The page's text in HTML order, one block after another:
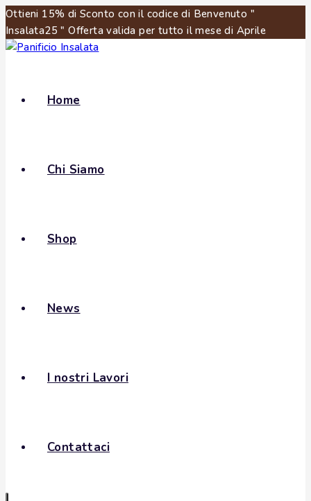
Ottieni 15% di Sconto con il codice di Benvenuto "
Insalata25 " Offerta valida per tutto il mese di Aprile
Home
Chi Siamo
Shop
News
I nostri Lavori
Contattaci